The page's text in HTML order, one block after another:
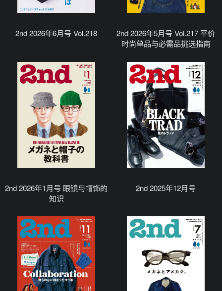
2nd 2026年6月号 Vol.218
2nd 2026年5月号 Vol.217 平价
时尚单品与必需品挑选指南
2nd 2026年1月号 眼镜与帽饰的
知识
2nd 2025年12月号